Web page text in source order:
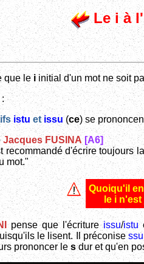
Le i à
que leiinitial d'un mot ne soit
:
istu etissu (ce) se
Jacques FUSINA [A6]
d'écrire toujours
mot."
Quoiqu'il
le i
pense que l'écritureissu/istu
le lisent. Il préconisessu
prononcer lesdur et qu'en